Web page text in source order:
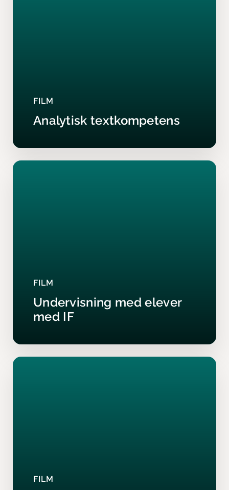
FILM
Analytisk textkompetens
FILM
Undervisning med elever
med IF
FILM